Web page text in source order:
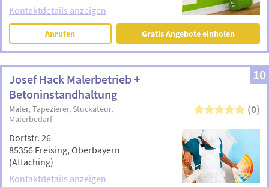
Kontaktdetails anzeigen
Anrufen Gratis Angebote einholen
10
Josef Hack Malerbetrieb +
Betoninstandhaltung
Maler Tapezierer Stuckateur
Malerbedarf
(0)
Dorfstr. 26
85356 Freising, Oberbayern
(Attaching)
Kontaktdetails anzeigen